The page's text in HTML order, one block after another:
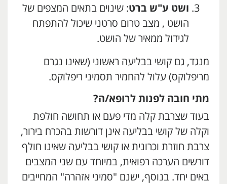
ושט ע"ש ברט: שינוים בתאים המצפים של
הושט , מצב טרום סרטני שיכול להתפתח
לגידול ממאיר של הושט.
מנגד, גם קושי בבליעה ראשוני (שאינו נגרם
מריפלוקס) עלול להחמיר תסמיני ריפלוקס.
מתי חובה לפנות לרופא/ה?
בעוד שצרבת קלה מדי פעם או תחושה חולפת
וקלה של קושי בבליעה אינן דורשות בהכרח בירור,
צרבת חוזרת וכרונית או קושי בבליעה שאינו חולף
דורשים הערכה רפואית, במיוחד עם שני המצבים
באים יחד. בנוסף, ישנם "סמיני אזהרה" המחייבים